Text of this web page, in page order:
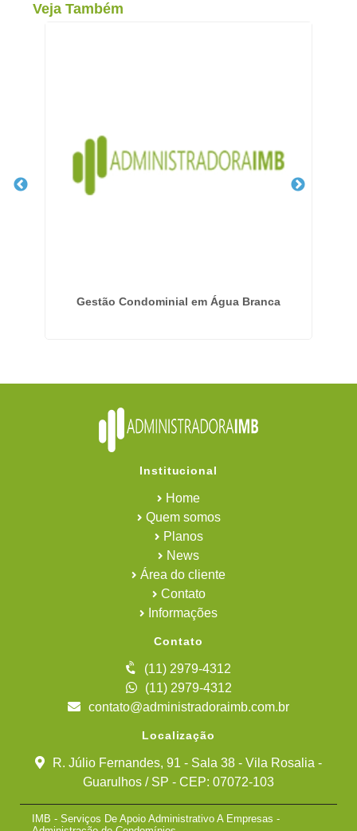
Veja Também
Gestão Condominial em Água Branca
Institucional
Home
Quem somos
Planos
News
Área do cliente
Contato
Informações
Contato
(11) 2979-4312
(11) 2979-4312
contato@administradoraimb.com.br
Localização
R. Júlio Fernandes, 91 - Sala 38 - Vila Rosalia -
Guarulhos / SP - CEP: 07072-103
IMB - Serviços De Apoio Administrativo A Empresas -